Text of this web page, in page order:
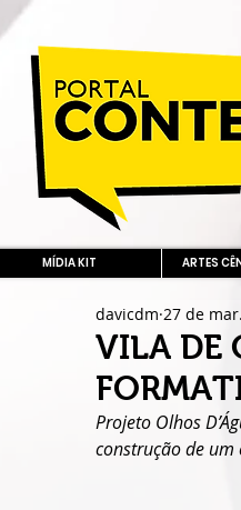
MÍDIA KIT ARTES
VILA DE
davicdm 27 de
Projeto Olhos
construção de